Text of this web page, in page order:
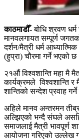
काठमाडौँ-बोधि श्रवण
मानवलगायत सम्पूर्ण जगतको
दर्शन/मैत्री धर्म
(हुप्रा) चौरमा गर्ने भएको छ
२१औं विश्वशान्ति महा मै
कार्यक्रमले विश्वशान्ति र
शान्तिको सन्देश प्रवाह
अहिले मानव अन्तरमन तीब्र
अल्झिएको भन्दै संघले
समाजलाई मैत्री भावपूर्ण
आयोजना गरिएको उल्लेख